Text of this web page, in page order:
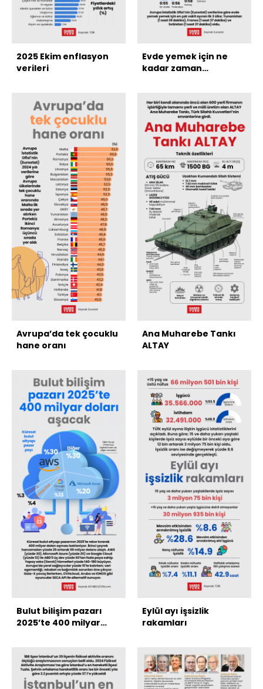
2025 Ekim enflasyon
verileri
Evde yemek için ne
kadar zaman
Avrupa’da tek çocuklu
hane oranı
Ana Muharebe Tankı
ALTAY
Bulut bilişim pazarı
2025’te 400 milyar
Eylül ayı işsizlik
rakamları